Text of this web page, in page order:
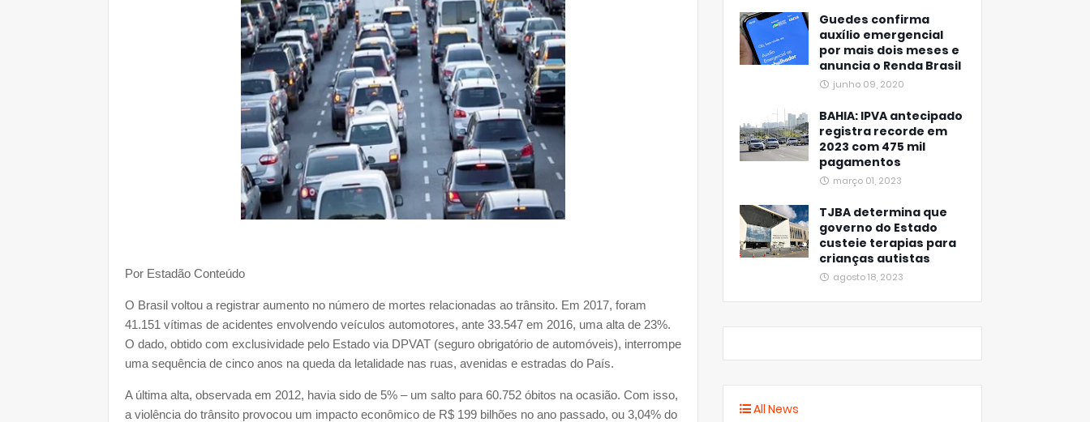
Por Estadão Conteúdo
O Brasil voltou a registrar aumento no número de mortes relacionadas ao trânsito. Em 2017, foram
41.151 vítimas de acidentes envolvendo veículos automotores, ante 33.547 em 2016, uma alta de 23%.
O dado, obtido com exclusividade pelo Estado via DPVAT (seguro obrigatório de automóveis), interrompe
uma sequência de cinco anos na queda da letalidade nas ruas, avenidas e estradas do País.
A última alta, observada em 2012, havia sido de 5% – um salto para 60.752 óbitos na ocasião. Com isso,
a violência do trânsito provocou um impacto econômico de R$ 199 bilhões no ano passado, ou 3,04% do
Guedes confirma
auxílio emergencial
por mais dois meses e
anuncia o Renda Brasil
junho 09, 2020
BAHIA: IPVA antecipado
registra recorde em
2023 com 475 mil
pagamentos
março 01, 2023
TJBA determina que
governo do Estado
custeie terapias para
crianças autistas
agosto 18, 2023
All News